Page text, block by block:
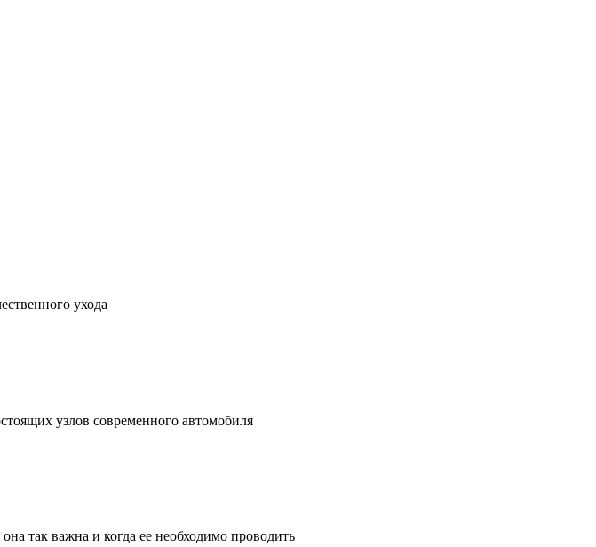
ухода
узлов современного автомобиля
так важна и когда ее необходимо проводить